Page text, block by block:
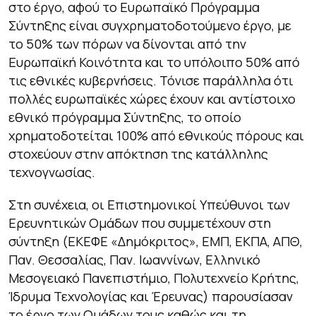
στο έργο, αφού το Ευρωπαϊκό Πρόγραμμα
Σύντηξης είναι συγχρηματοδοτούμενο έργο, με
το 50% των πόρων να δίνονται από την
Ευρωπαϊκή Κοινότητα και το υπόλοιπο 50% από
τις εθνικές κυβερνήσεις. Τόνισε παράλληλα ότι
πολλές ευρωπαϊκές χώρες έχουν και αντίστοιχο
εθνικό πρόγραμμα Σύντηξης, το οποίο
χρηματοδοτείται 100% από εθνικούς πόρους και
στοχεύουν στην απόκτηση της κατάλληλης
τεχνογνωσίας.
Στη συνέχεια, οι Επιστημονικοί Υπεύθυνοι των
Ερευνητικών Ομάδων που συμμετέχουν στη
σύντηξη (ΕΚΕΦΕ «Δημόκριτος», ΕΜΠ, ΕΚΠΑ, ΑΠΘ,
Παν. Θεσσαλίας, Παν. Ιωαννίνων, Ελληνικό
Μεσογειακό Πανεπιστήμιο, Πολυτεχνείο Κρήτης,
Ίδρυμα Τεχνολογίας και Έρευνας) παρουσίασαν